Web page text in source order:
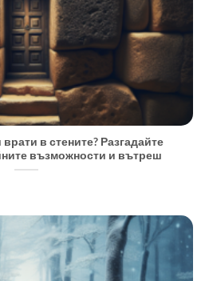
в стените? Разгадайте
възможности и вътреш